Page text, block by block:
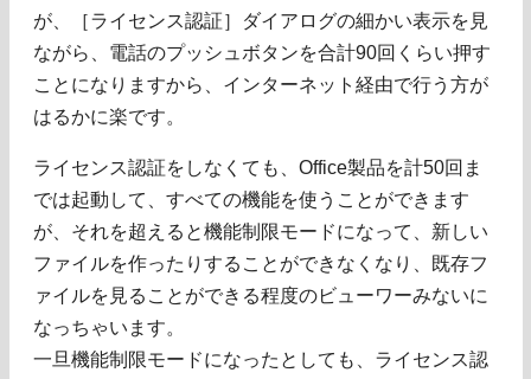
が、［ライセンス認証］ダイアログの細かい表示を見
ながら、電話のプッシュボタンを合計90回くらい押す
ことになりますから、インターネット経由で行う方が
はるかに楽です。
ライセンス認証をしなくても、Office製品を計50回ま
では起動して、すべての機能を使うことができます
が、それを超えると機能制限モードになって、新しい
ファイルを作ったりすることができなくなり、既存フ
ァイルを見ることができる程度のビューワーみないに
なっちゃいます。
一旦機能制限モードになったとしても、ライセンス認